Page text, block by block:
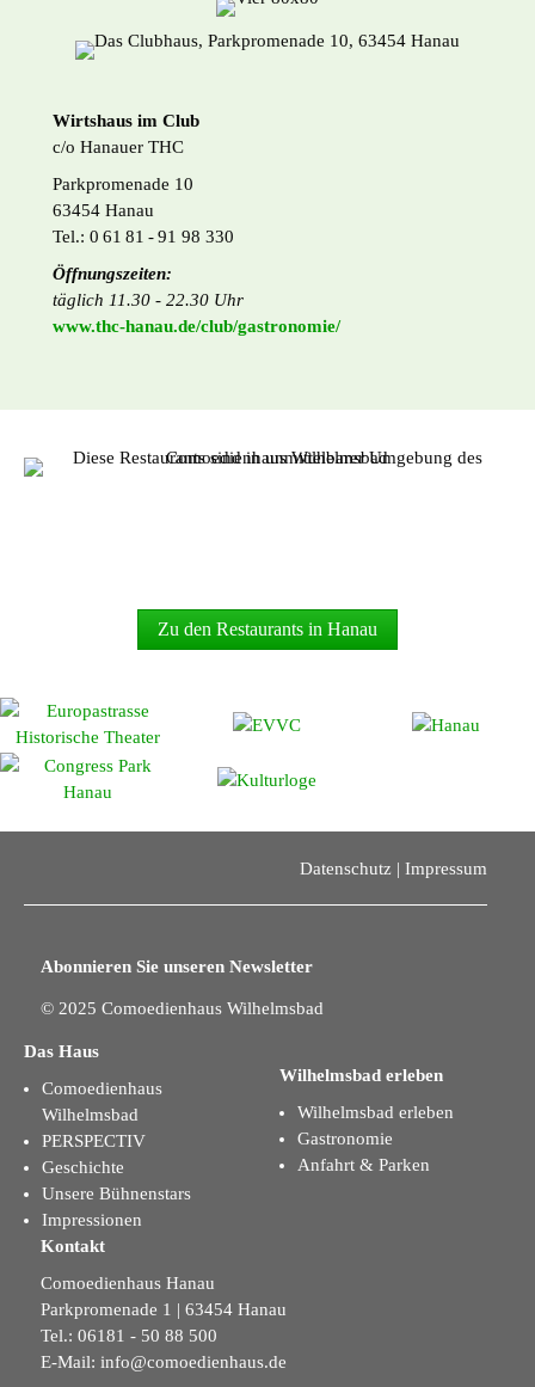
Wirtshaus im Club
c/o Hanauer THC
Parkpromenade 10
63454 Hanau
Tel.: 0 61 81 - 91 98 330
Öffnungszeiten:
täglich 11.30 - 22.30 Uhr
www.thc-hanau.de/club/gastronomie/
Zu den Restaurants in Hanau
Datenschutz | Impressum
Abonnieren Sie unseren Newsletter
© 2025 Comoedienhaus Wilhelmsbad
Das Haus
Comoedienhaus
Wilhelmsbad
PERSPECTIV
Geschichte
Unsere Bühnenstars
Impressionen
Wilhelmsbad erleben
Wilhelmsbad erleben
Gastronomie
Anfahrt & Parken
Kontakt
Comoedienhaus Hanau
Parkpromenade 1 | 63454 Hanau
Tel.: 06181 - 50 88 500
E-Mail: info@comoedienhaus.de